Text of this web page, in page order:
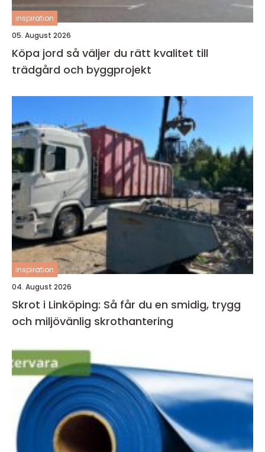
inspiration
05. August 2026
Köpa jord så väljer du rätt kvalitet till
trädgård och byggprojekt
inspiration
04. August 2026
Skrot i Linköping: Så får du en smidig, trygg
och miljövänlig skrothantering